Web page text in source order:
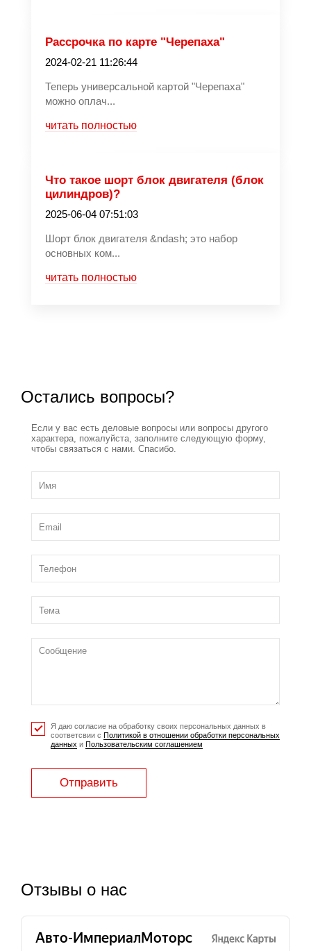
Рассрочка по карте "Черепаха"
2024-02-21 11:26:44
Теперь универсальной картой "Черепаха"
можно оплач...
читать полностью
Что такое шорт блок двигателя (блок
цилиндров)?
2025-06-04 07:51:03
Шорт блок двигателя &ndash; это набор
основных ком...
читать полностью
Остались вопросы?
Если у вас есть деловые вопросы или вопросы другого
характера, пожалуйста, заполните следующую форму,
чтобы связаться с нами. Спасибо.
Я даю согласие на обработку своих персональных данных в
соответсвии с Политикой в отношении обработки персональных
данных и Пользовательским соглашением
Отправить
Отзывы о нас